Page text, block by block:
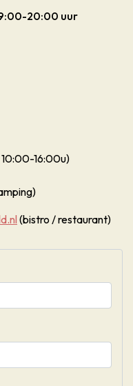
uur
16:00u)
(bistro / restaurant)